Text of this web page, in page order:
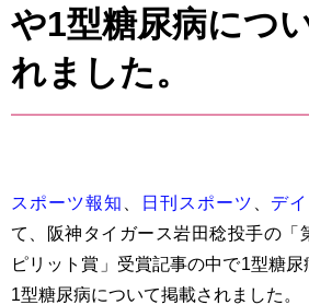
や1型糖尿病につ
れました。
スポーツ報知 日刊スポーツ デ
て、阪神タイガース岩田稔投手の「
ピリット賞」受賞記事の中で1型糖
1型糖尿病について掲載されました。